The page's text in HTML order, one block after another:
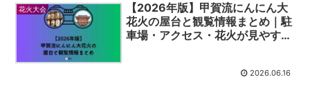
花火大会
【2026年版】甲賀流にんにん大
花火の屋台と観覧情報まとめ｜駐
車場・アクセス・花火が見やすい
2026.06.16